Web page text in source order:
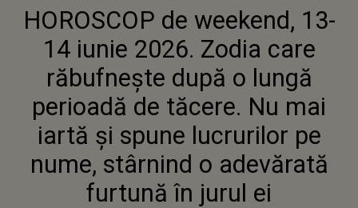
IUNIE 2026. ZODIA CARE
RĂBUFNEȘTE DUPĂ O LUNGĂ
PERIOADĂ DE TĂCERE. NU MAI
IARTĂ ȘI SPUNE LUCRURILOR PE
NUME, STÂRNIND O ADEVĂRATĂ
FURTUNĂ ÎN JURUL EI
HOROSCOP de weekend, 13-
14 iunie 2026. Zodia care
răbufnește după o lungă
perioadă de tăcere. Nu mai
iartă și spune lucrurilor pe
nume, stârnind o adevărată
furtună în jurul ei